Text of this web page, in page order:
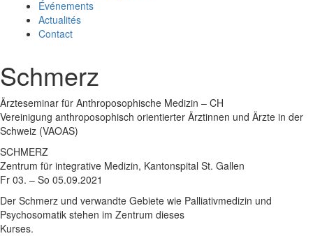
Événements
Actualités
Contact
Schmerz
Ärzteseminar für Anthroposophische Medizin – CH
Vereinigung anthroposophisch orientierter Ärztinnen und Ärzte in der
Schweiz (VAOAS)
SCHMERZ
Zentrum für integrative Medizin, Kantonspital St. Gallen
Fr 03. – So 05.09.2021
Der Schmerz und verwandte Gebiete wie Palliativmedizin und
Psychosomatik stehen im Zentrum dieses
Kurses.